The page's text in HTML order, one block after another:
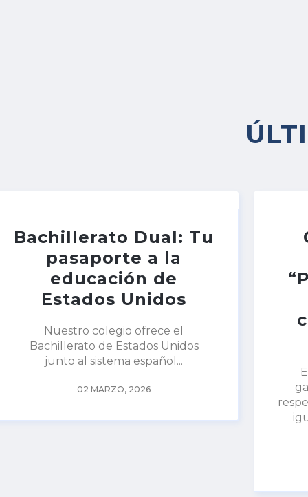
Bachillerato Dual: Tu
pasaporte a la
educación de
Estados Unidos
Nuestro colegio ofrece el
Bachillerato de Estados Unidos
junto al sistema español...
02 MARZO, 2026